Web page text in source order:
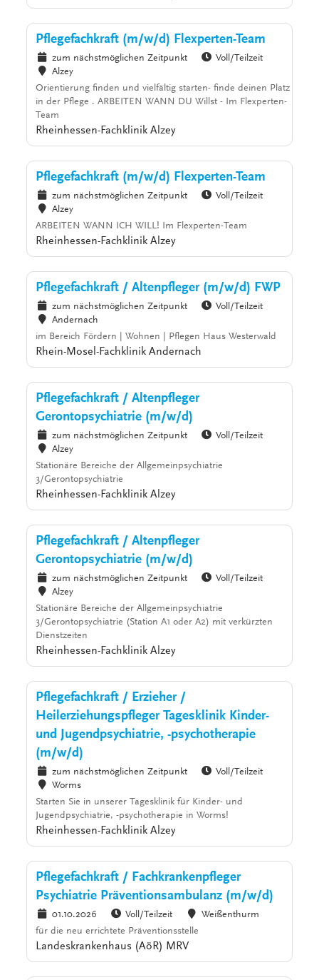
Pflegefachkraft (m/w/d) Flexperten-Team
zum nächstmöglichen Zeitpunkt
Voll/Teilzeit
Alzey
Orientierung finden und vielfältig starten- finde deinen Platz
in der Pflege . ARBEITEN WANN DU Willst - Im Flexperten-
Team
Rheinhessen-Fachklinik Alzey
Pflegefachkraft (m/w/d) Flexperten-Team
zum nächstmöglichen Zeitpunkt
Voll/Teilzeit
Alzey
ARBEITEN WANN ICH WILL! Im Flexperten-Team
Rheinhessen-Fachklinik Alzey
Pflegefachkraft / Altenpfleger (m/w/d) FWP
zum nächstmöglichen Zeitpunkt
Voll/Teilzeit
Andernach
im Bereich Fördern | Wohnen | Pflegen Haus Westerwald
Rhein-Mosel-Fachklinik Andernach
Pflegefachkraft / Altenpfleger
Gerontopsychiatrie (m/w/d)
zum nächstmöglichen Zeitpunkt
Voll/Teilzeit
Alzey
Stationäre Bereiche der Allgemeinpsychiatrie
3/Gerontopsychiatrie
Rheinhessen-Fachklinik Alzey
Pflegefachkraft / Altenpfleger
Gerontopsychiatrie (m/w/d)
zum nächstmöglichen Zeitpunkt
Voll/Teilzeit
Alzey
Stationäre Bereiche der Allgemeinpsychiatrie
3/Gerontopsychiatrie (Station A1 oder A2) mit verkürzten
Dienstzeiten
Rheinhessen-Fachklinik Alzey
Pflegefachkraft / Erzieher /
Heilerziehungspfleger Tagesklinik Kinder-
und Jugendpsychiatrie, -psychotherapie
(m/w/d)
zum nächstmöglichen Zeitpunkt
Voll/Teilzeit
Worms
Starten Sie in unserer Tagesklinik für Kinder- und
Jugendpsychiatrie, -psychotherapie in Worms!
Rheinhessen-Fachklinik Alzey
Pflegefachkraft / Fachkrankenpfleger
Psychiatrie Präventionsambulanz (m/w/d)
01.10.2026 Voll/Teilzeit
Weißenthurm
für die neu errichtete Präventionsstelle
Landeskrankenhaus (AöR) MRV